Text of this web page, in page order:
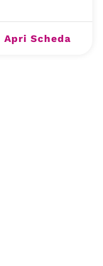
Apri Scheda